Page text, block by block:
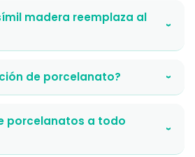
madera reemplaza al
›
de porcelanato? ›
porcelanatos a todo
›